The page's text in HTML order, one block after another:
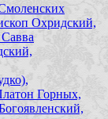
Охридский,
Горных,